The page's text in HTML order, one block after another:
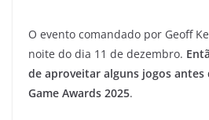
O evento comandado por Geoff
noite do dia 11 de dezembro.
de aproveitar alguns jogos
Game Awards 2025.